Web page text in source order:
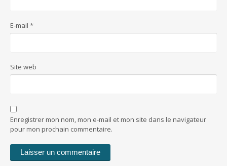
E-mail *
Site web
Enregistrer mon nom, mon e-mail et mon site dans le navigateur
pour mon prochain commentaire.